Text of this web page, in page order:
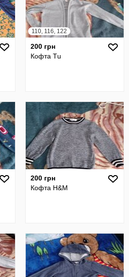
110, 116, 122
200 грн
Кофта Тu
200 грн
Кофта H&M